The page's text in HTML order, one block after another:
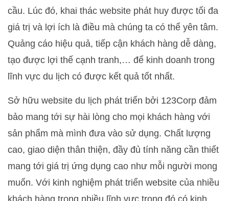
cầu. Lúc đó, khai thác website phát huy được tối đa
giá trị và lợi ích là điều mà chúng ta có thể yên tâm.
Quảng cáo hiệu quả, tiếp cận khách hàng dễ dàng,
tạo được lợi thế cạnh tranh,… để kinh doanh trong
lĩnh vực du lịch có được kết quả tốt nhất.
Sở hữu website du lịch phát triển bởi 123Corp đảm
bảo mang tới sự hài lòng cho mọi khách hàng với
sản phẩm mà mình đưa vào sử dụng. Chất lượng
cao, giao diện thân thiện, đầy đủ tính năng cần thiết
mang tới giá trị ứng dụng cao như mỗi người mong
muốn. Với kinh nghiệm phát triển website của nhiều
khách hàng trong nhiều lĩnh vực trong đó có kinh